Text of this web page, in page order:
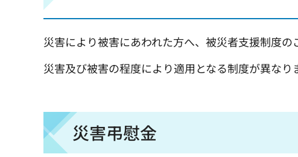
災害により被害にあわれた方へ、被災者支援制度の
災害及び被害の程度により適用となる制度が異な
災害弔慰金